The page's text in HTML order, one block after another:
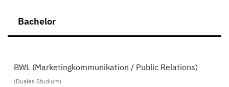
Bachelor
BWL (Marketingkommunikation / Public Relations)
(Duales Studium)